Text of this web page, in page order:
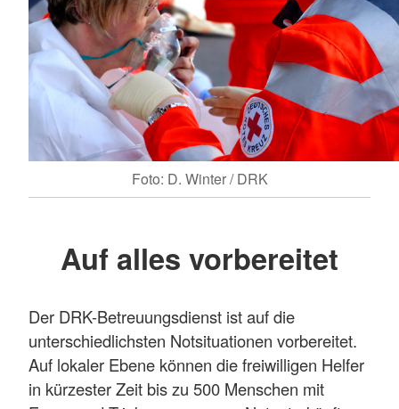
Foto: D. Winter / DRK
Auf alles vorbereitet
Der DRK-Betreuungsdienst ist auf die
unterschiedlichsten Notsituationen vorbereitet.
Auf lokaler Ebene können die freiwilligen Helfer
in kürzester Zeit bis zu 500 Menschen mit